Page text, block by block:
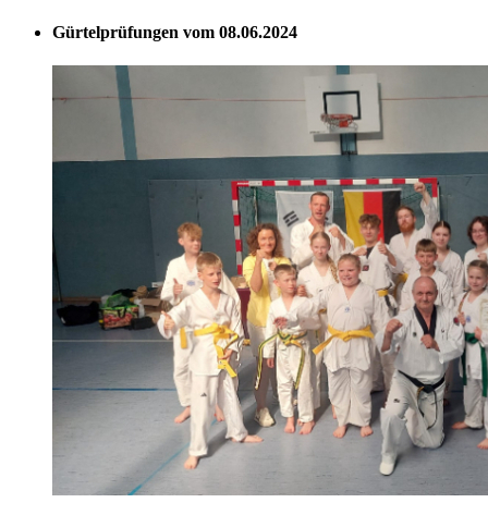
Gürtelprüfungen vom 08.06.2024